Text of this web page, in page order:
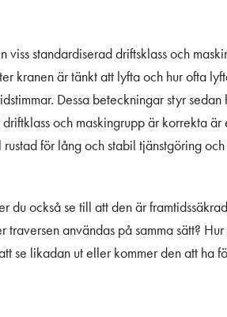
standardiserad driftsklass och
kranen är tänkt att lyfta och hur ofta
Dessa beteckningar styr
och maskingrupp är korrekta är
för lång och stabil tjänstgöring
du också se till att den är
användas på samma sätt?
se likadan ut eller kommer den att ha